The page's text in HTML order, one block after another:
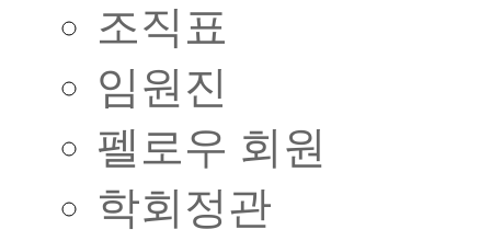
조직표
임원진
펠로우 회원
학회정관